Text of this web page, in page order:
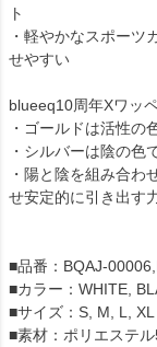
ト
・軽やかなスポーツ
せやすい
blueeq10周年Xワッ
・ゴールドは活性の
・シルバーは陰の色
・陽と陰を組み合わ
せ安定的に引き出す
■品番：BQAJ-
■カラー：WHITE,
■サイズ：S, M, L, XL
■素材：ポリエステ